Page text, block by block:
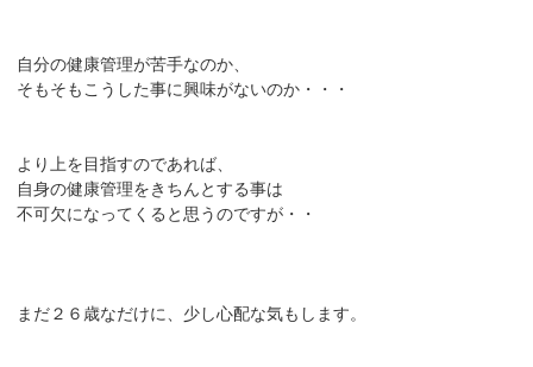
自分の健康管理が苦手なのか、
そもそもこうした事に興味がないのか・・・
より上を目指すのであれば、
自身の健康管理をきちんとする事は
不可欠になってくると思うのですが・・
まだ２６歳なだけに、少し心配な気もします。